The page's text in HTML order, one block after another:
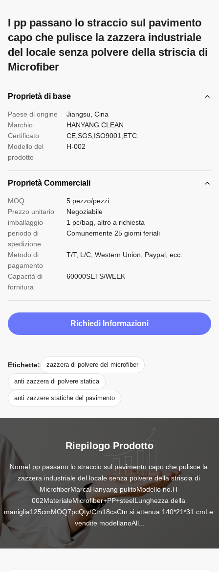
I pp passano lo straccio sul pavimento
capo che pulisce la zazzera industriale
del locale senza polvere della striscia di
Microfiber
Proprietà di base
Paese di origine
Jiangsu, Cina
Marchio
HANYANG CLEAN
Certificato
CE,SGS,ISO9001,ETC.
Modello del
prodotto
H-002
Proprietà Commerciali
MOQ
5 pezzo/pezzi
Prezzo unitario
Negoziabile
imballaggio
1 pc/bag, altro a richiesta
periodo di
spedizione
Comunemente 25 giorni feriali
Metodo di
pagamento
T/T, L/C, Western Union, Paypal, ecc.
Capacità di
fornitura
60000SETS/WEEK
Richiedi Informazioni
Etichette: zazzera di polvere del microfiber
anti zazzera di polvere statica
anti zazzere statiche del pavimento
Riepilogo Prodotto
NomeI pp passano lo straccio sul pavimento capo che pulisce la
zazzera industriale del locale senza polvere della striscia di
MicrofiberMarcaHanyang pulitoModello no.H-
002MaterialeMicrofiber+PP+steelLunghezza della
maniglia125cmMOQ7pcQty/Ctn18csCtn si attenua.140*21*31 cmLe
vendite modellanoAll...